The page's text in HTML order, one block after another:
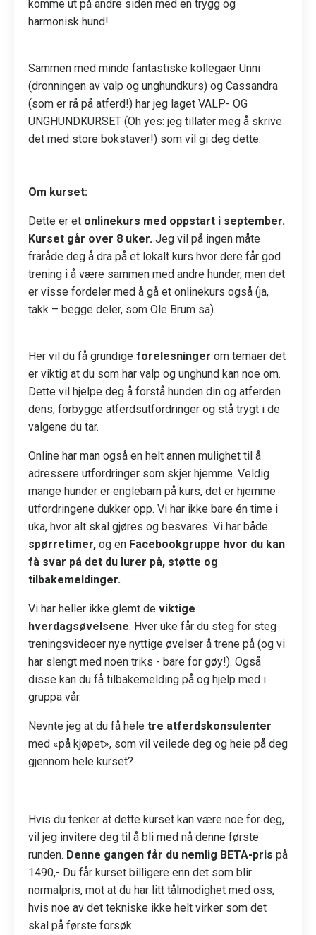
komme ut på andre siden med en trygg og
harmonisk hund!
Sammen med minde fantastiske kollegaer Unni
(dronningen av valp og unghundkurs) og Cassandra
(som er rå på atferd!) har jeg laget VALP- OG
UNGHUNDKURSET (Oh yes: jeg tillater meg å skrive
det med store bokstaver!) som vil gi deg dette.
Om kurset:
Dette er et onlinekurs med oppstart i september.
Kurset går over 8 uker. Jeg vil på ingen måte
fraråde deg å dra på et lokalt kurs hvor dere får god
trening i å være sammen med andre hunder, men det
er visse fordeler med å gå et onlinekurs også (ja,
takk – begge deler, som Ole Brum sa).
Her vil du få grundige forelesninger om temaer det
er viktig at du som har valp og unghund kan noe om.
Dette vil hjelpe deg å forstå hunden din og atferden
dens, forbygge atferdsutfordringer og stå trygt i de
valgene du tar.
Online har man også en helt annen mulighet til å
adressere utfordringer som skjer hjemme. Veldig
mange hunder er englebarn på kurs, det er hjemme
utfordringene dukker opp. Vi har ikke bare én time i
uka, hvor alt skal gjøres og besvares. Vi har både
spørretimer, og en Facebookgruppe hvor du kan
få svar på det du lurer på, støtte og
tilbakemeldinger.
Vi har heller ikke glemt de viktige
hverdagsøvelsene. Hver uke får du steg for steg
treningsvideoer nye nyttige øvelser å trene på (og vi
har slengt med noen triks - bare for gøy!). Også
disse kan du få tilbakemelding på og hjelp med i
gruppa vår.
Nevnte jeg at du få hele tre atferdskonsulenter
med «på kjøpet», som vil veilede deg og heie på deg
gjennom hele kurset?
Hvis du tenker at dette kurset kan være noe for deg,
vil jeg invitere deg til å bli med nå denne første
runden. Denne gangen får du nemlig BETA-pris på
1490,- Du får kurset billigere enn det som blir
normalpris, mot at du har litt tålmodighet med oss,
hvis noe av det tekniske ikke helt virker som det
skal på første forsøk.